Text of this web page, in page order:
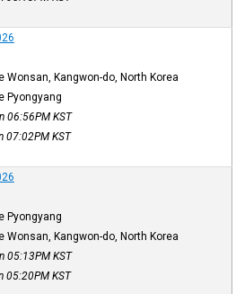
Wonsan, Kangwon-do, North Korea
Pyongyang
06:56PM KST
07:02PM KST
Pyongyang
Wonsan, Kangwon-do, North Korea
05:13PM KST
05:20PM KST